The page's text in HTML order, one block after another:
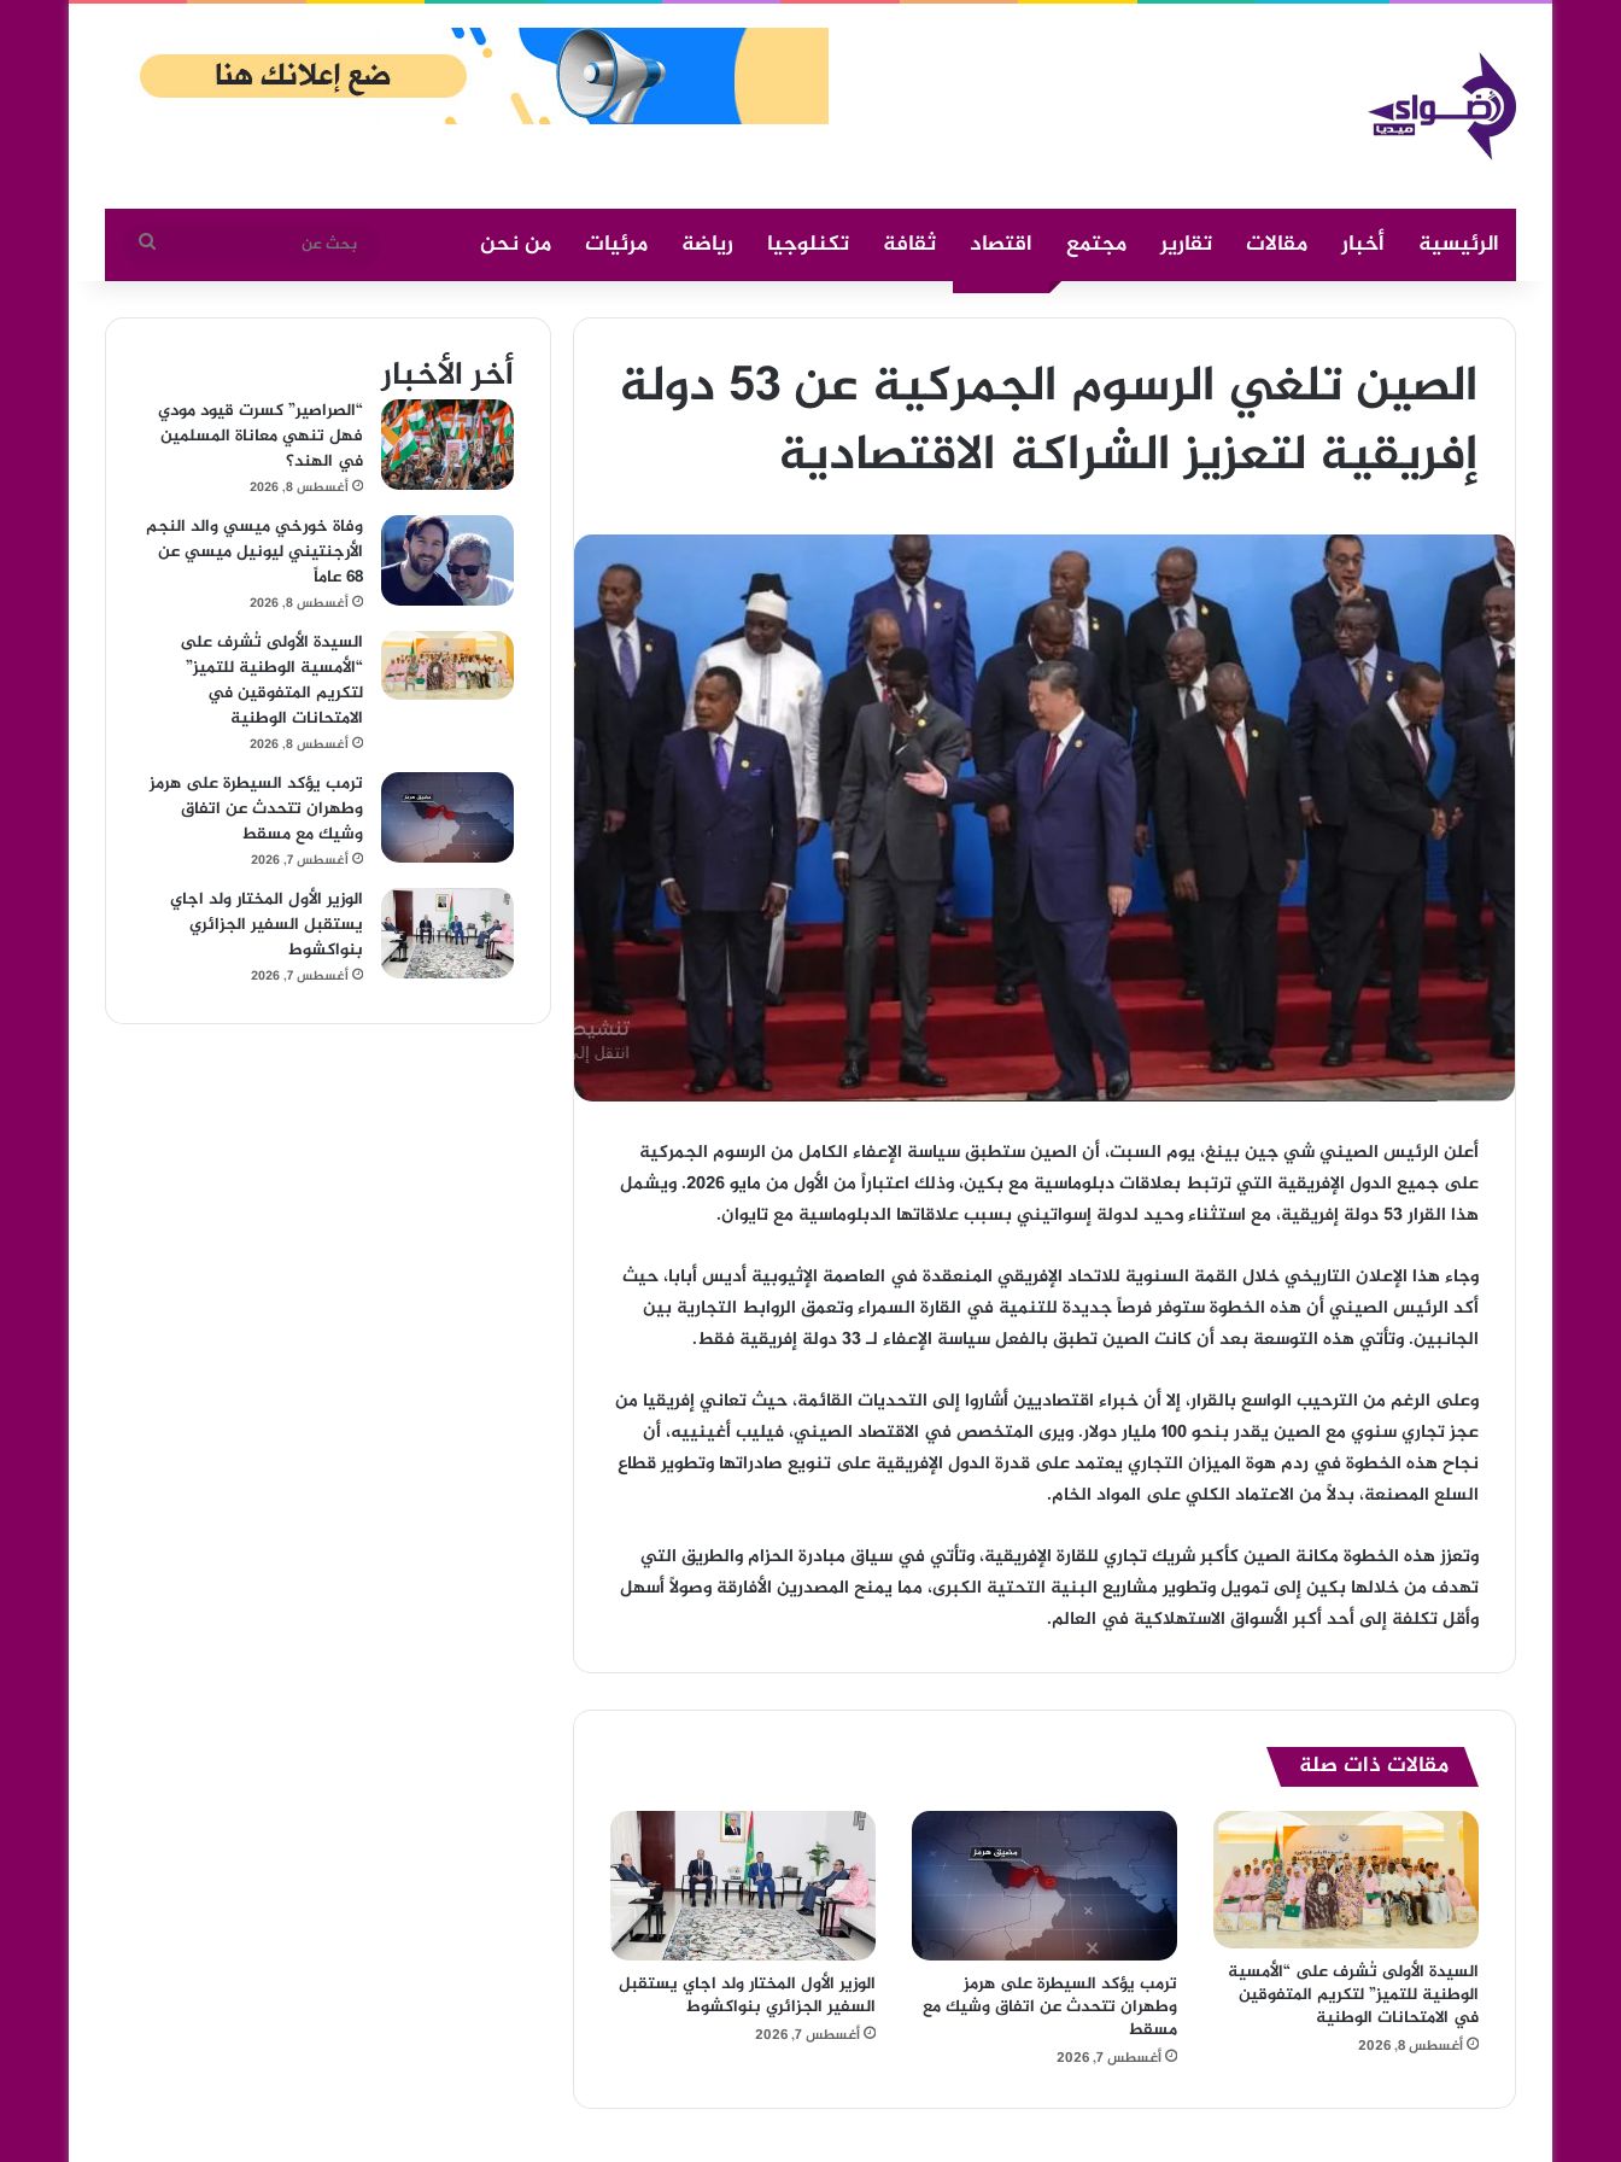
الرئيسية أخبار مقالات تقارير مجتمع اقتصاد ثقافة تكنلوجيا رياضة مرئيات من نحن
بحث
عن
الصين تلغي الرسوم الجمركية عن 53 دولة
إفريقية لتعزيز الشراكة الاقتصادية
أعلن الرئيس الصيني شي جين بينغ، يوم السبت، أن الصين ستطبق سياسة الإعفاء الكامل من الرسوم الجمركية
على جميع الدول الإفريقية التي ترتبط بعلاقات دبلوماسية مع بكين، وذلك اعتباراً من الأول من مايو 2026. ويشمل
هذا القرار 53 دولة إفريقية، مع استثناء وحيد لدولة إسواتيني بسبب علاقاتها الدبلوماسية مع تايوان.
وجاء هذا الإعلان التاريخي خلال القمة السنوية للاتحاد الإفريقي المنعقدة في العاصمة الإثيوبية أديس أبابا، حيث
أكد الرئيس الصيني أن هذه الخطوة ستوفر فرصاً جديدة للتنمية في القارة السمراء وتعمق الروابط التجارية بين
الجانبين. وتأتي هذه التوسعة بعد أن كانت الصين تطبق بالفعل سياسة الإعفاء لـ 33 دولة إفريقية فقط.
وعلى الرغم من الترحيب الواسع بالقرار، إلا أن خبراء اقتصاديين أشاروا إلى التحديات القائمة، حيث تعاني إفريقيا من
عجز تجاري سنوي مع الصين يقدر بنحو 100 مليار دولار. ويرى المتخصص في الاقتصاد الصيني، فيليب أغينييه، أن
نجاح هذه الخطوة في ردم هوة الميزان التجاري يعتمد على قدرة الدول الإفريقية على تنويع صادراتها وتطوير قطاع
السلع المصنعة، بدلاً من الاعتماد الكلي على المواد الخام.
وتعزز هذه الخطوة مكانة الصين كأكبر شريك تجاري للقارة الإفريقية، وتأتي في سياق مبادرة الحزام والطريق التي
تهدف من خلالها بكين إلى تمويل وتطوير مشاريع البنية التحتية الكبرى، مما يمنح المصدرين الأفارقة وصولاً أسهل
وأقل تكلفة إلى أحد أكبر الأسواق الاستهلاكية في العالم.
مقالات ذات صلة
السيدة الأولى تُشرف على “الأمسية
الوطنية للتميز” لتكريم المتفوقين
في الامتحانات الوطنية
أغسطس 8, 2026
ترمب يؤكد السيطرة على هرمز
وطهران تتحدث عن اتفاق وشيك مع
مسقط
أغسطس 7, 2026
الوزير الأول المختار ولد اجاي يستقبل
السفير الجزائري بنواكشوط
أغسطس 7, 2026
أخر الأخبار
“الصراصير” كسرت قيود مودي
فهل تنهي معاناة المسلمين
في الهند؟
أغسطس 8, 2026
وفاة خورخي ميسي والد النجم
الأرجنتيني ليونيل ميسي عن
68 عاماً
أغسطس 8, 2026
السيدة الأولى تُشرف على
“الأمسية الوطنية للتميز”
لتكريم المتفوقين في
الامتحانات الوطنية
أغسطس 8, 2026
ترمب يؤكد السيطرة على هرمز
وطهران تتحدث عن اتفاق
وشيك مع مسقط
أغسطس 7, 2026
الوزير الأول المختار ولد اجاي
يستقبل السفير الجزائري
بنواكشوط
أغسطس 7, 2026